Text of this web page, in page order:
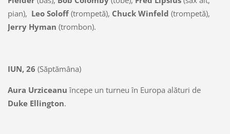
pian), Leo Soloff (trompetă), Chuck Winfeld (trompetă),
Jerry Hyman (trombon).
IUN, 26 (Săptămâna)
Aura Urziceanu începe un turneu în Europa alături de
Duke Ellington.